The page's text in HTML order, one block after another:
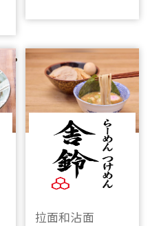
拉面和沾面